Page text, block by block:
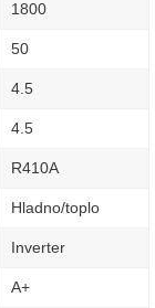
1800
50
4.5
4.5
R410A
Hladno/toplo
Inverter
A+